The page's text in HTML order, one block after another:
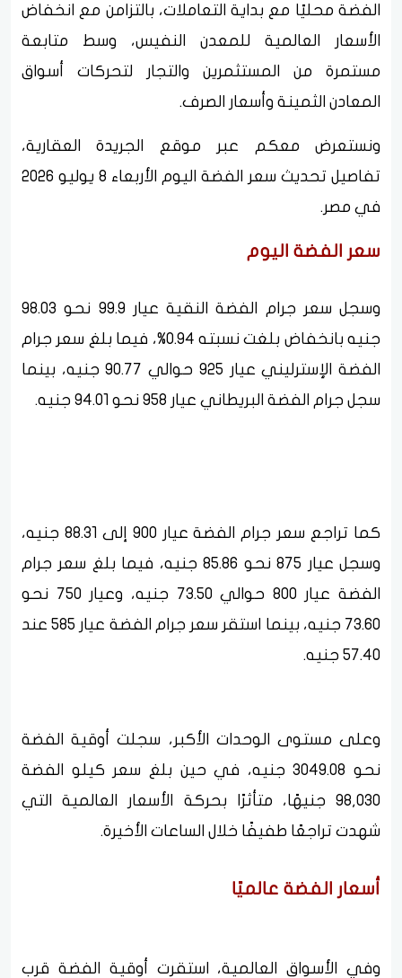
الفضة محليًا مع بداية التعاملات، بالتزامن مع انخفاض
الأسعار العالمية للمعدن النفيس، وسط متابعة
مستمرة من المستثمرين والتجار لتحركات أسواق
المعادن الثمينة وأسعار الصرف.
ونستعرض معكم عبر موقع الجريدة العقارية،
تفاصيل تحديث سعر الفضة اليوم الأربعاء 8 يوليو 2026
في مصر.
سعر الفضة اليوم
وسجل سعر جرام الفضة النقية عيار 99.9 نحو 98.03
جنيه بانخفاض بلغت نسبته 0.94%، فيما بلغ سعر جرام
الفضة الإسترليني عيار 925 حوالي 90.77 جنيه، بينما
سجل جرام الفضة البريطاني عيار 958 نحو 94.01 جنيه.
كما تراجع سعر جرام الفضة عيار 900 إلى 88.31 جنيه،
وسجل عيار 875 نحو 85.86 جنيه، فيما بلغ سعر جرام
الفضة عيار 800 حوالي 73.50 جنيه، وعيار 750 نحو
73.60 جنيه، بينما استقر سعر جرام الفضة عيار 585 عند
57.40 جنيه.
وعلى مستوى الوحدات الأكبر، سجلت أوقية الفضة
نحو 3049.08 جنيه، في حين بلغ سعر كيلو الفضة
98,030 جنيهًا، متأثرًا بحركة الأسعار العالمية التي
شهدت تراجعًا طفيفًا خلال الساعات الأخيرة.
أسعار الفضة عالميًا
وفي الأسواق العالمية، استقرت أوقية الفضة قرب